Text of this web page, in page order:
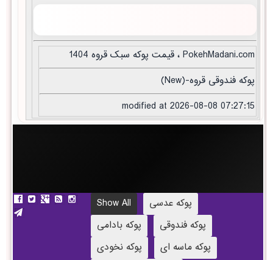
PokehMadani.com ، قیمت پوکه سبک قروه 1404
پوکه فندوقی قروه-(New)
modified at 2026-08-08 07:27:15
Show All
پوکه عدسی
پوکه بادامی
پوکه فندوقی
پوکه نخودی
پوکه ماسه ای